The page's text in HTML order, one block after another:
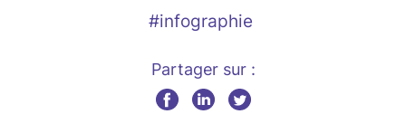
#infographie
Partager sur :